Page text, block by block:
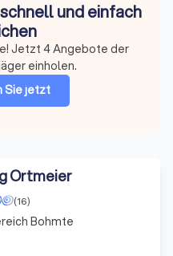
und einfach
Jetzt 4 Angebote der
einholen.
Sie jetzt
Ortmeier
(16)
Bohmte